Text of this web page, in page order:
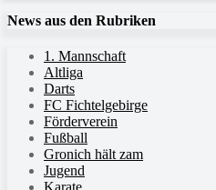
News aus den Rubriken
1. Mannschaft
Altliga
Darts
FC Fichtelgebirge
Förderverein
Fußball
Gronich hält zam
Jugend
Karate